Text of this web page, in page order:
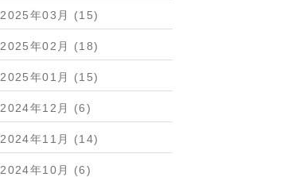
2025年03月 (15)
2025年02月 (18)
2025年01月 (15)
2024年12月 (6)
2024年11月 (14)
2024年10月 (6)